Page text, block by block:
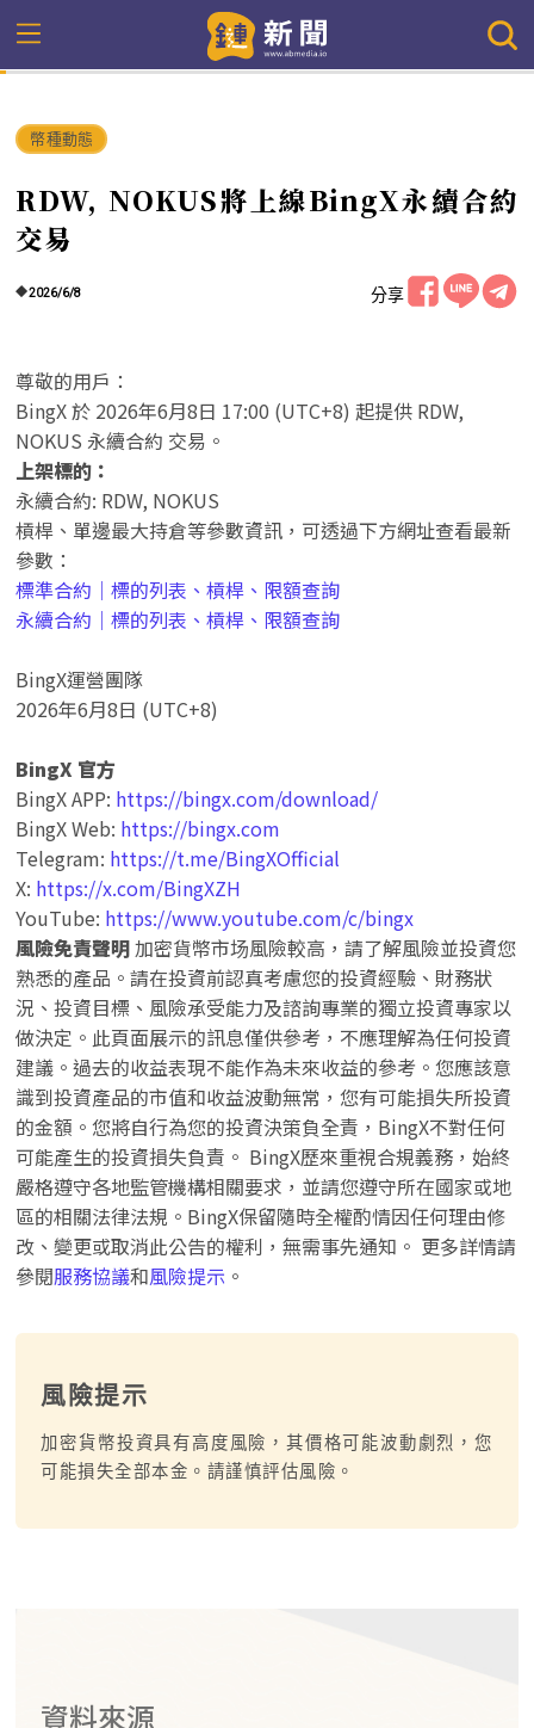
幣種動態
RDW, NOKUS將上線BingX永續合約
交易
2026/6/8 分享
尊敬的用戶：
BingX 於 2026年6月8日 17:00 (UTC+8) 起提供 RDW,
NOKUS 永續合約 交易。
上架標的：
永續合約: RDW, NOKUS
槓桿、單邊最大持倉等參數資訊，可透過下方網址查看最新
參數：
標準合約｜標的列表、槓桿、限額查詢
永續合約｜標的列表、槓桿、限額查詢
BingX運營團隊
2026年6月8日 (UTC+8)
BingX 官方
BingX APP: https://bingx.com/download/
BingX Web: https://bingx.com
Telegram: https://t.me/BingXOfficial
X: https://x.com/BingXZH
YouTube: https://www.youtube.com/c/bingx
風險免責聲明加密貨幣市场風險較高，請了解風險並投資您
熟悉的產品。請在投資前認真考慮您的投資經驗、財務狀
況、投資目標、風險承受能力及諮詢專業的獨立投資專家以
做決定。此頁面展示的訊息僅供參考，不應理解為任何投資
建議。過去的收益表現不能作為未來收益的參考。您應該意
識到投資產品的市值和收益波動無常，您有可能損失所投資
的金額。您將自行為您的投資決策負全責，BingX不對任何
可能產生的投資損失負責。 BingX歷來重視合規義務，始終
嚴格遵守各地監管機構相關要求，並請您遵守所在國家或地
區的相關法律法規。BingX保留隨時全權酌情因任何理由修
改、變更或取消此公告的權利，無需事先通知。 更多詳情請
參閱服務協議和風險提示 。
風險提示
加密貨幣投資具有高度風險，其價格可能波動劇烈，您
可能損失全部本金。請謹慎評估風險。
資料來源